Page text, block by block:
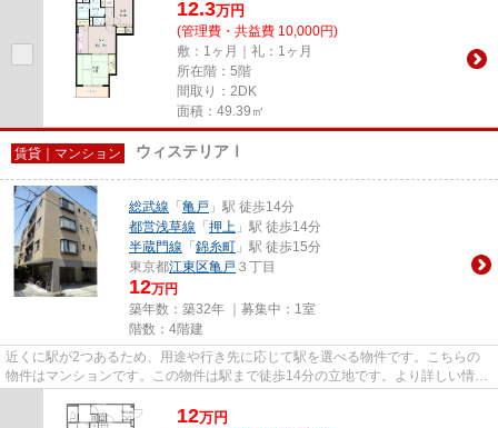
12.3万円
(管理費・共益費 10,000円)
敷：1ヶ月｜礼：1ヶ月
所在階：5階
間取り：2DK
面積：49.39㎡
賃貸｜マンション ウィステリアⅠ
総武線 「 亀戸 」駅 徒歩14分
都営浅草線 「 押上 」駅 徒歩14分
半蔵門線 「 錦糸町 」駅 徒歩15分
東京都江東区亀戸 ３丁目
12万円
築年数：築32年 ｜募集中： 1室
階数：4階建
近くに駅が2つあるため、用途や行き先に応じて駅を選べる物件です。こちらの
物件はマンションです。この物件は駅まで徒歩14分の立地です。より詳しい情報
12万円